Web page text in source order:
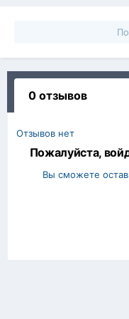
0 отзывов
Отзывов нет
Пожалуйста,
Вы сможете